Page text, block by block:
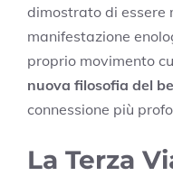
dimostrato di essere
manifestazione
proprio movimento
nuova filosofia del
connessione più
La Terza